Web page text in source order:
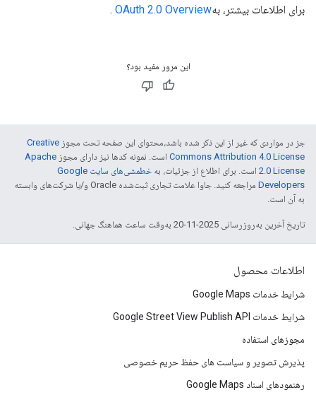
برای اطلاعات بیشتر، بهOAuth 2.0 Overview
.
این مرور مفید بود؟
جز در مواردی که غیر از این ذکر شده باشد،‌محتوای این صفحه تحت مجوز Creative
Commons Attribution 4.0 License است. نمونه کدها نیز دارای مجوز Apache
2.0 License است. برای اطلاع از جزئیات، به
خطمشی‌های سایت Google
Developers‏
مراجعه کنید. جاوا علامت تجاری ثبت‌شده Oracle و/یا شرکت‌های وابسته
به آن است.
تاریخ آخرین به‌روزرسانی 2025-11-20 به‌وقت ساعت هماهنگ جهانی.
اطلاعات محصول
شرایط خدمات Google Maps
شرایط خدمات Google Street View Publish API
مجوزهای استفاده
پذیرش تصویر و سیاست های حفظ حریم خصوصی
رهنمودهای اسناد Google Maps